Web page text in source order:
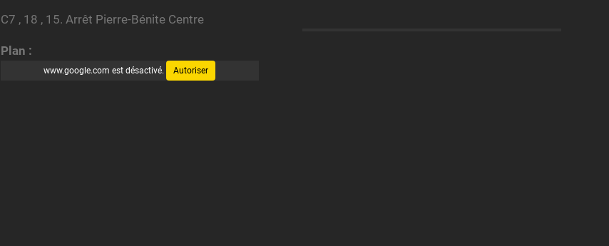
C7 , 18 , 15. Arrêt Pierre-Bénite Centre
Plan :
www.google.com est désactivé. Autoriser